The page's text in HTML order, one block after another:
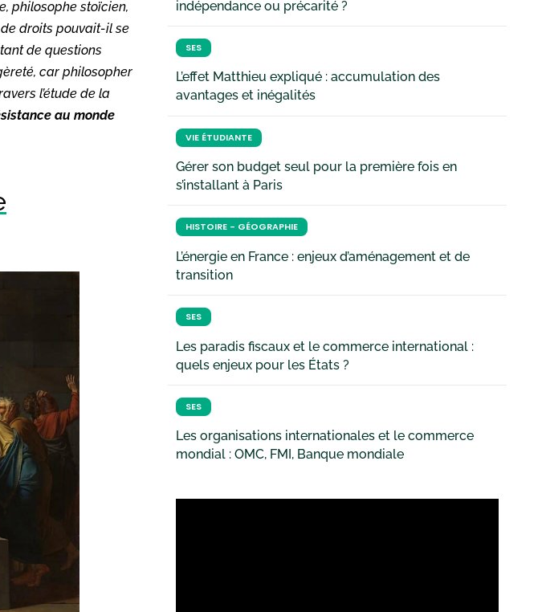
philosophe stoïcien,
de droits pouvait-il se
de questions
car philosopher
l’étude de la
au monde
indépendance ou précarité ?
SES
L’effet Matthieu expliqué : accumulation des
avantages et inégalités
VIE ÉTUDIANTE
Gérer son budget seul pour la première fois en
s’installant à Paris
HISTOIRE - GÉOGRAPHIE
L’énergie en France : enjeux d’aménagement et de
transition
SES
Les paradis fiscaux et le commerce international :
quels enjeux pour les États ?
SES
Les organisations internationales et le commerce
mondial : OMC, FMI, Banque mondiale